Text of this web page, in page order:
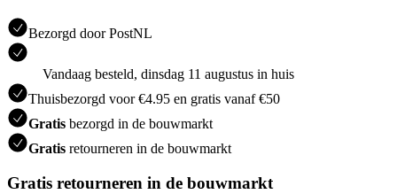
Bezorgd door PostNL
Vandaag besteld, dinsdag 11 augustus in huis
Thuisbezorgd voor €4.95 en gratis vanaf €50
Gratis bezorgd in de bouwmarkt
Gratis retourneren in de bouwmarkt
Gratis retourneren in de bouwmarkt